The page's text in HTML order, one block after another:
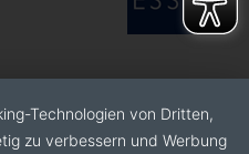
Technologien von Dritten,
zu verbessern und Werbung